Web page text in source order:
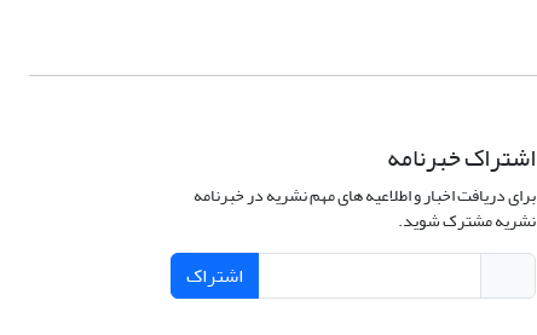
اشتراک خبرنامه
برای دریافت اخبار و اطلاعیه های مهم نشریه در خبرنامه
نشریه مشترک شوید.
اشتراک